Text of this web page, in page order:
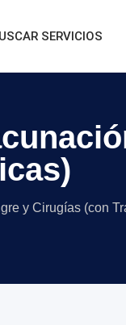
SERVICIOS
y Cirugías (con